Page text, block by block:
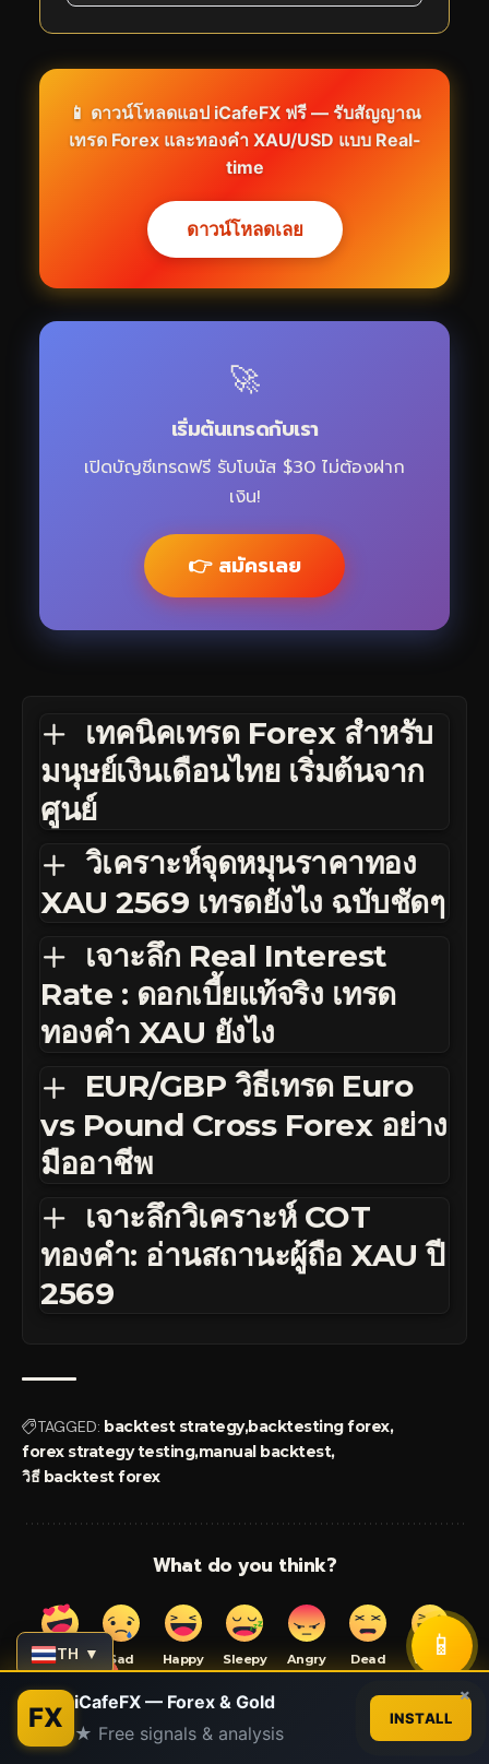
📱 ดาวน์โหลดแอป iCafeFX ฟรี — รับสัญญาณ
เทรด Forex และทองคำ XAU/USD แบบ Real-
time
ดาวน์โหลดเลย
🚀
เริ่มต้นเทรดกับเรา
เปิดบัญชีเทรดฟรี รับโบนัส $30 ไม่ต้องฝาก
เงิน!
👉 สมัครเลย
เทคนิคเทรด Forex สำหรับ
มนุษย์เงินเดือนไทย เริ่มต้นจาก
ศูนย์
วิเคราะห์จุดหมุนราคาทอง
XAU 2569 เทรดยังไง ฉบับชัดๆ
เจาะลึก Real Interest
Rate : ดอกเบี้ยแท้จริง เทรด
ทองคำ XAU ยังไง
EUR/GBP วิธีเทรด Euro
vs Pound Cross Forex อย่าง
มืออาชีพ
เจาะลึกวิเคราะห์ COT
ทองคำ: อ่านสถานะผู้ถือ XAU ปี
2569
TAGGED: backtest strategybacktesting forex
forex strategy testingmanual backtest
วิธี backtest forex
What do you think?
Love
0
Sad Happy Sleepy Angry Dead Wink
TH ▼ 📱
FX iCafeFX — Forex & Gold
★ Free signals & analysis
INSTALL
×
Contact us
Open